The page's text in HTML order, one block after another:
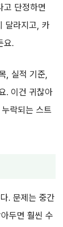
고 단정하면
달라지고, 카
요.
, 실적 기준,
. 이건 귀찮아
락되는 스트
. 문제는 중간
두면 훨씬 수